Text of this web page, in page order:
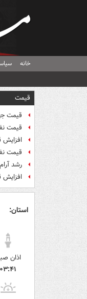
خانه
قیمت
قیمت
قیمت نفت
افزایش
قیمت نفت ۵ درصد
رشد
افزایش
استان:
اذان
۰۳:۴۱